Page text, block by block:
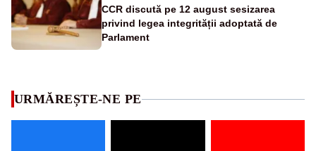
CCR discută pe 12 august sesizarea
privind legea integrității adoptată de
Parlament
URMĂREȘTE-NE PE